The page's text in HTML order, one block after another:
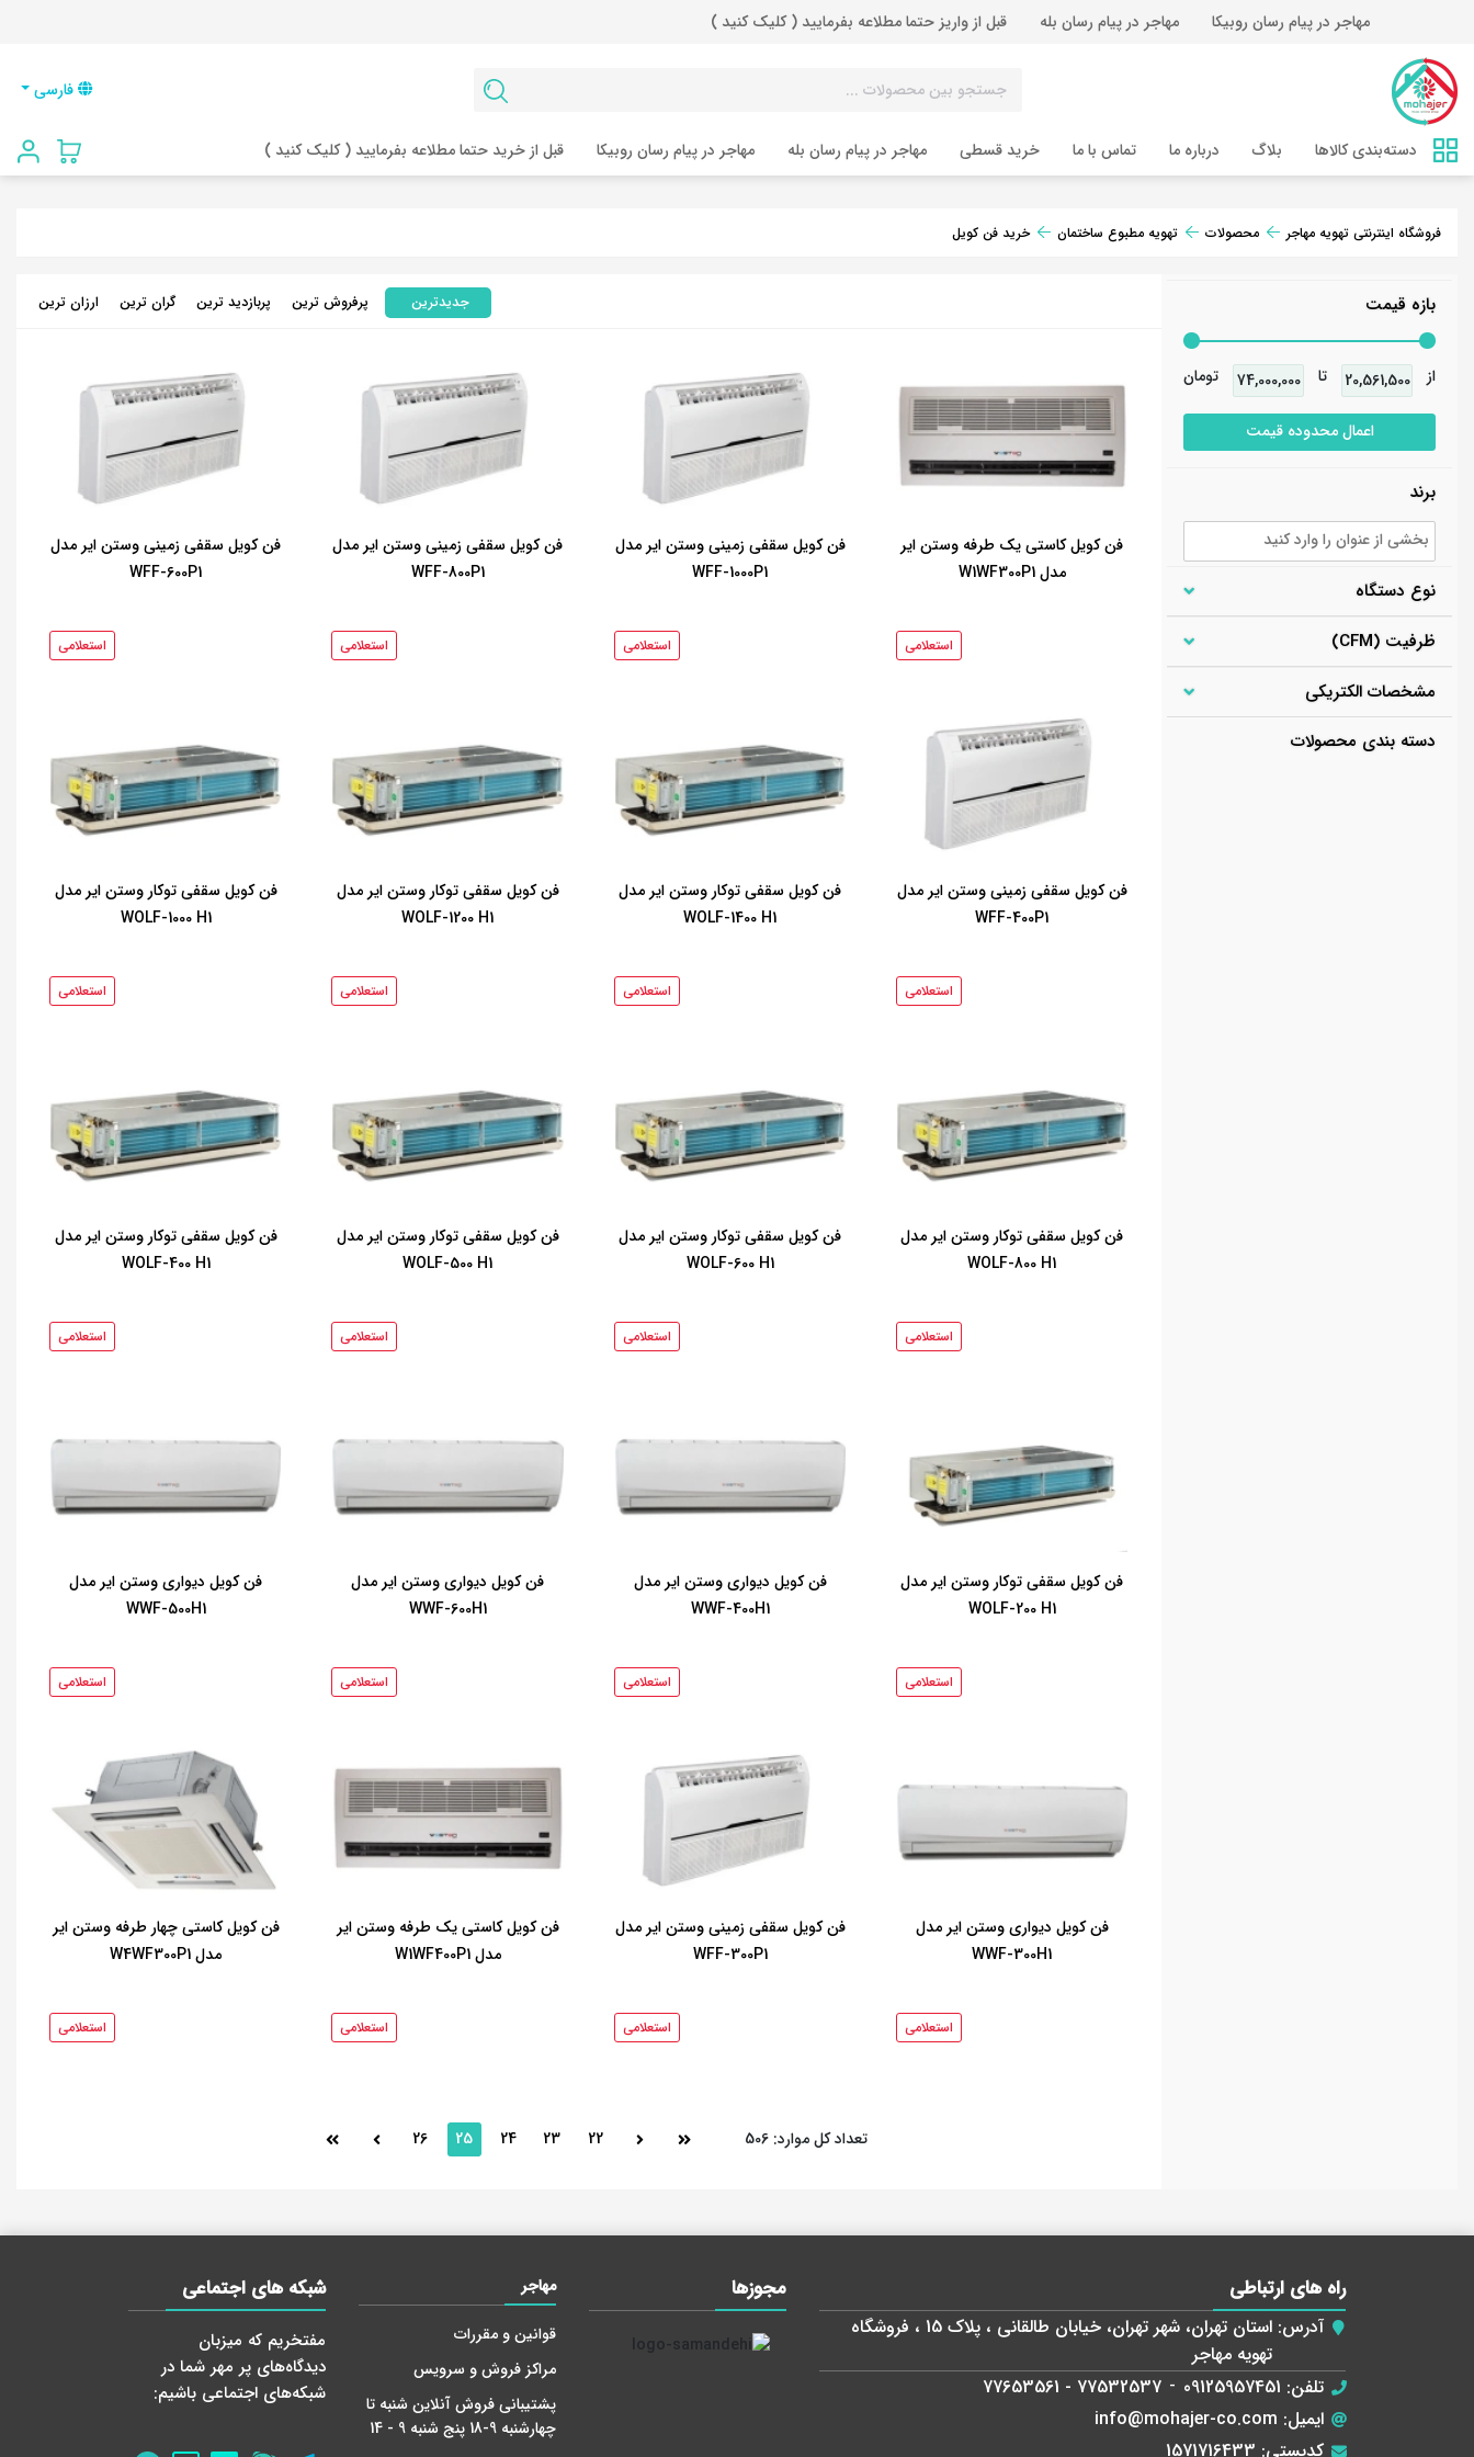
مهاجر در پیام رسان روبیکا مهاجر در پیام رسان بله قبل از واریز حتما مطلاعه بفرمایید ( کلیک کنید )
فارسی
دسته‌بندی کالاها بلاگ درباره ما تماس‌ با ما خرید قسطی مهاجر در پیام رسان بله مهاجر در پیام رسان روبیکا قبل از خرید حتما مطلاعه بفرمایید ( کلیک کنید )
فروشگاه اینترنتی تهویه مهاجر محصولات تهویه مطبوع ساختمان خرید فن کویل
بازه قیمت
از 20,561,500 تا 74,000,000 تومان
اعمال محدوده قیمت
برند
نوع دستگاه
ظرفیت (CFM)
مشخصات الکتریکی
دسته بندی محصولات
جدیدترین پرفروش ترین پربازدید ترین گران ترین ارزان ترین
فن کویل کاستی یک طرفه وستن ایر
مدل W1WF300P1
استعلامی
فن کویل سقفی زمینی وستن ایر مدل
WFF-1000P1
استعلامی
فن کویل سقفی زمینی وستن ایر مدل
WFF-800P1
استعلامی
فن کویل سقفی زمینی وستن ایر مدل
WFF-600P1
استعلامی
فن کویل سقفی زمینی وستن ایر مدل
WFF-400P1
استعلامی
فن کویل سقفی توکار وستن ایر مدل
WOLF-1400 H1
استعلامی
فن کویل سقفی توکار وستن ایر مدل
WOLF-1200 H1
استعلامی
فن کویل سقفی توکار وستن ایر مدل
WOLF-1000 H1
استعلامی
فن کویل سقفی توکار وستن ایر مدل
WOLF-800 H1
استعلامی
فن کویل سقفی توکار وستن ایر مدل
WOLF-600 H1
استعلامی
فن کویل سقفی توکار وستن ایر مدل
WOLF-500 H1
استعلامی
فن کویل سقفی توکار وستن ایر مدل
WOLF-400 H1
استعلامی
فن کویل سقفی توکار وستن ایر مدل
WOLF-200 H1
استعلامی
فن کویل دیواری وستن ایر مدل
WWF-400H1
استعلامی
فن کویل دیواری وستن ایر مدل
WWF-600H1
استعلامی
فن کویل دیواری وستن ایر مدل
WWF-500H1
استعلامی
فن کویل دیواری وستن ایر مدل
WWF-300H1
استعلامی
فن کویل سقفی زمینی وستن ایر مدل
WFF-300P1
استعلامی
فن کویل کاستی یک طرفه وستن ایر
مدل W1WF400P1
استعلامی
فن کویل کاستی چهار طرفه وستن ایر
مدل W4WF300P1
استعلامی
تعداد کل موارد: 506 22
23
24
25
26
راه های ارتباطی
آدرس:
استان تهران، شهر تهران، خیابان طالقانی ، پلاک 15 ، فروشگاه
تهویه مهاجر
تلفن: 09125957451
-
77532537 - 77653561
ایمیل: info@mohajer-co.com
کدپستی: 1571716433
مجوز‌ها
مهاجر
قوانین و مقررات
مراکز فروش و سرویس
پشتیبانی فروش آنلاین شنبه تا
چهارشنبه 9-18 پنج شنبه 9 - 14
شبکه های اجتماعی
مفتخریم که میزبان
دید‌گاه‌های پر مهر شما در
شبکه‌های اجتماعی باشیم: